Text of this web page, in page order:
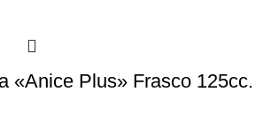
«Anice Plus» Frasco 125cc.